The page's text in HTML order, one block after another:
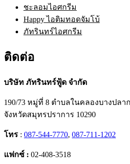
ชะลอมไอศกรีม
Happy ไอติมทอดจัมโบ้
ภัทรินทร์ไอศกรีม
ติดต่อ
บริษัท ภัทรินทร์ฟู้ด จำกัด
190/73 หมู่ที่ 8 ตำบลในคลองบางปลา
จังหวัดสมุทรปราการ 10290
โทร : 087-544-7770, 087-711-1202
แฟกซ์ : 02-408-3518